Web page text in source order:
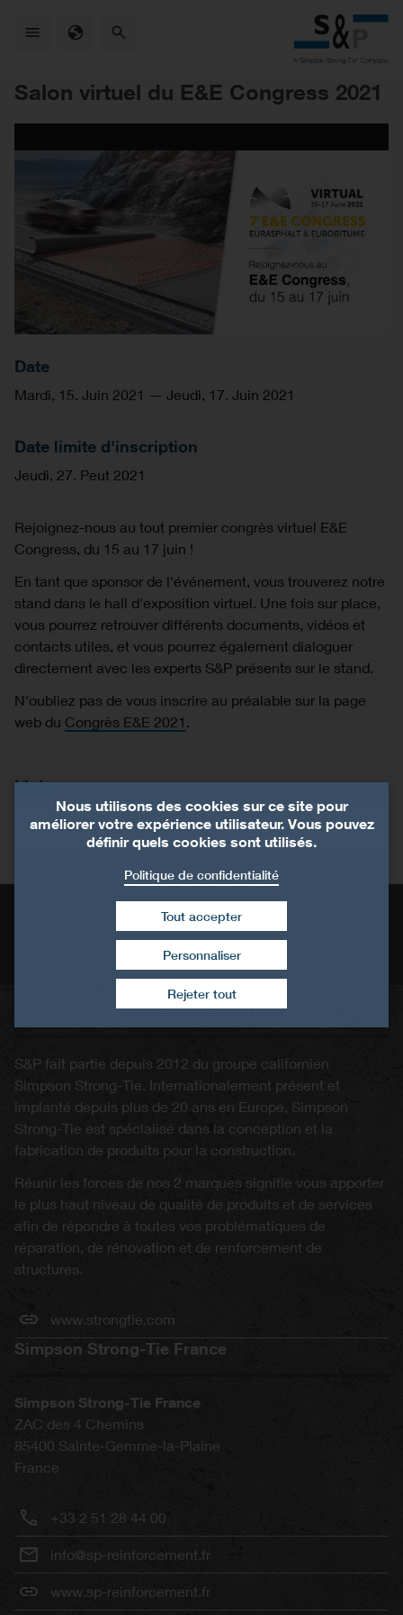
Salon virtuel du E&E Congress 2021
Date
Mardi, 15. Juin 2021 — Jeudi, 17. Juin 2021
Date limite d'inscription
Jeudi, 27. Peut 2021
Rejoignez-nous au tout premier congrès virtuel E&E
Congress, du 15 au 17 juin !
En tant que sponsor de l'événement, vous trouverez notre
stand dans le hall d'exposition virtuel. Une fois sur place,
vous pourrez retrouver différents documents, vidéos et
contacts utiles, et vous pourrez également dialoguer
directement avec les experts S&P présents sur le stand.
N'oubliez pas de vous inscrire au préalable sur la page
web du Congrès E&E 2021 .
Links
E&E Congress 2021
Mentions légales
Principes de protection des données
A propos de Simpson Strong-Tie®
S&P fait partie depuis 2012 du groupe californien
Simpson Strong-Tie. Internationalement présent et
implanté depuis plus de 20 ans en Europe, Simpson
Strong-Tie est spécialisé dans la conception et la
fabrication de produits pour la construction.
Réunir les forces de nos 2 marques signifie vous apporter
le plus haut niveau de qualité de produits et de services
afin de répondre à toutes vos problématiques de
réparation, de rénovation et de renforcement de
structures.
www.strongtie.com
Simpson Strong-Tie France
Simpson Strong-Tie France
ZAC des 4 Chemins
85400 Sainte-Gemme-la-Plaine
France
+33 2 51 28 44 00
info@sp-reinforcement.fr
www.sp-reinforcement.fr
Nous utilisons des cookies sur ce site pour
améliorer votre expérience utilisateur. Vous pouvez
définir quels cookies sont utilisés.
Politique de confidentialité
Rejeter tout
Tout accepter
Retirer le consentement
Personnaliser